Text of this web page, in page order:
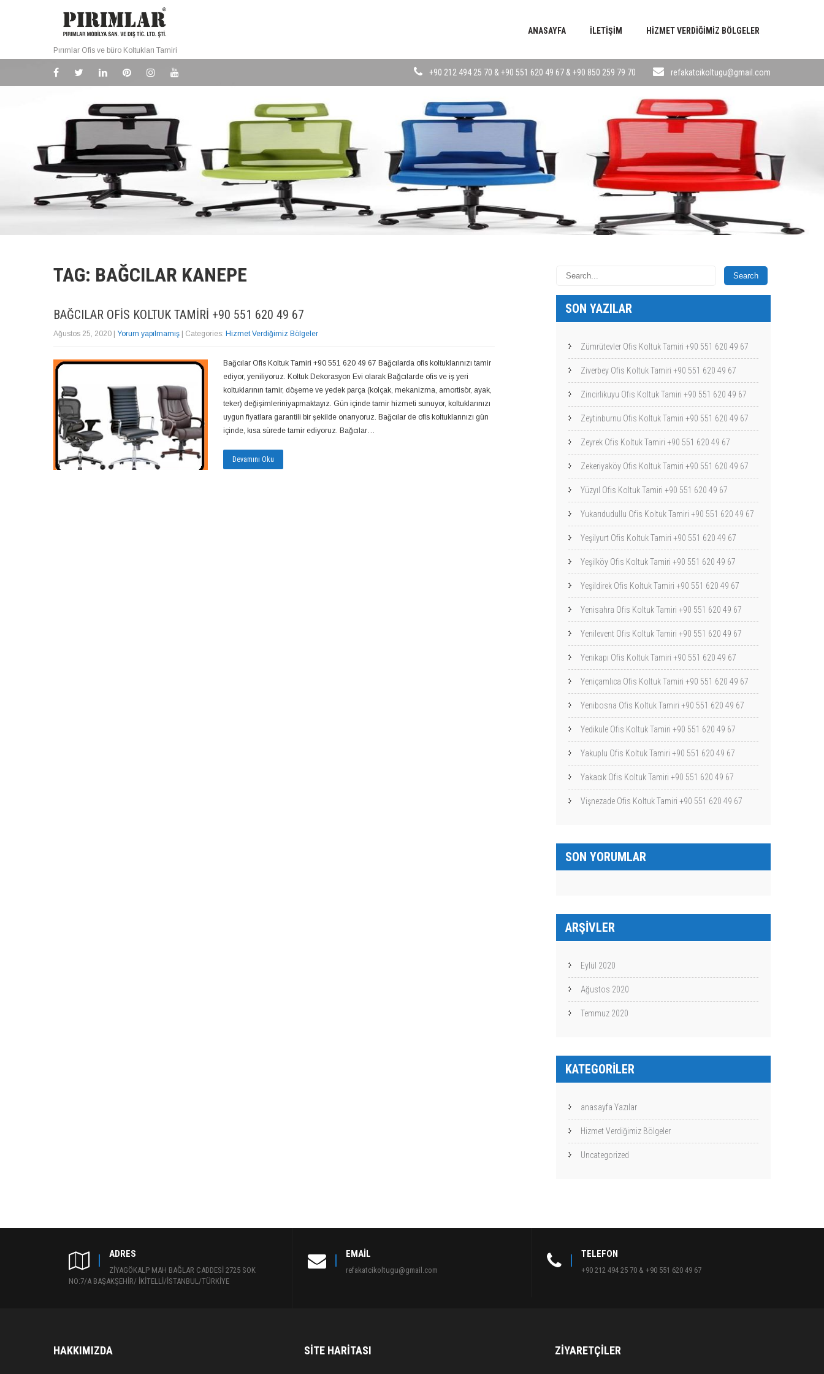
Pırımlar Ofis ve büro Koltukları Tamiri
ANASAYFA İLETIŞIM HIZMET VERDIĞIMIZ BÖLGELER
+90 212 494 25 70 & +90 551 620 49 67 & +90 850 259 79 70 refakatcikoltugu@gmail.com
TAG: BAĞCILAR KANEPE
BAĞCILAR OFIS KOLTUK TAMIRI +90 551 620 49 67
Ağustos 25, 2020 Yorum yapılmamış | Categories: Hizmet Verdiğimiz Bölgeler
Bağcılar Ofis Koltuk Tamiri +90 551 620 49 67 Bağcılarda ofis koltuklarınızı tamir
ediyor, yeniliyoruz. Koltuk Dekorasyon Evi olarak Bağcılarde ofis ve iş yeri
koltuklarının tamir, döşeme ve yedek parça (kolçak, mekanizma, amortisör, ayak,
teker) değişimleriniyapmaktayız. Gün içinde tamir hizmeti sunuyor, koltuklarınızı
uygun fiyatlara garantili bir şekilde onarıyoruz. Bağcılar de ofis koltuklarınızı gün
içinde, kısa sürede tamir ediyoruz. Bağcılar…
Devamını Oku
SON YAZILAR
Zümrütevler Ofis Koltuk Tamiri +90 551 620 49 67
Ziverbey Ofis Koltuk Tamiri +90 551 620 49 67
Zincirlikuyu Ofis Koltuk Tamiri +90 551 620 49 67
Zeytinburnu Ofis Koltuk Tamiri +90 551 620 49 67
Zeyrek Ofis Koltuk Tamiri +90 551 620 49 67
Zekeriyaköy Ofis Koltuk Tamiri +90 551 620 49 67
Yüzyıl Ofis Koltuk Tamiri +90 551 620 49 67
Yukarıdudullu Ofis Koltuk Tamiri +90 551 620 49 67
Yeşilyurt Ofis Koltuk Tamiri +90 551 620 49 67
Yeşilköy Ofis Koltuk Tamiri +90 551 620 49 67
Yeşildirek Ofis Koltuk Tamiri +90 551 620 49 67
Yenisahra Ofis Koltuk Tamiri +90 551 620 49 67
Yenilevent Ofis Koltuk Tamiri +90 551 620 49 67
Yenikapı Ofis Koltuk Tamiri +90 551 620 49 67
Yeniçamlıca Ofis Koltuk Tamiri +90 551 620 49 67
Yenibosna Ofis Koltuk Tamiri +90 551 620 49 67
Yedikule Ofis Koltuk Tamiri +90 551 620 49 67
Yakuplu Ofis Koltuk Tamiri +90 551 620 49 67
Yakacık Ofis Koltuk Tamiri +90 551 620 49 67
Vişnezade Ofis Koltuk Tamiri +90 551 620 49 67
SON YORUMLAR
ARŞIVLER
Eylül 2020
Ağustos 2020
Temmuz 2020
KATEGORILER
anasayfa Yazılar
Hizmet Verdiğimiz Bölgeler
Uncategorized
ADRES
ZİYAGÖKALP MAH BAĞLAR CADDESİ 2725 SOK
NO:7/A BAŞAKŞEHİR/ İKİTELLİ/İSTANBUL/TÜRKİYE
EMAIL
refakatcikoltugu@gmail.com
TELEFON
+90 212 494 25 70 & +90 551 620 49 67
HAKKIMIZDA SITE HARITASI ZIYARETÇILER